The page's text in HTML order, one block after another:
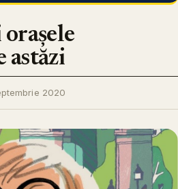
orașele
astăzi
2020